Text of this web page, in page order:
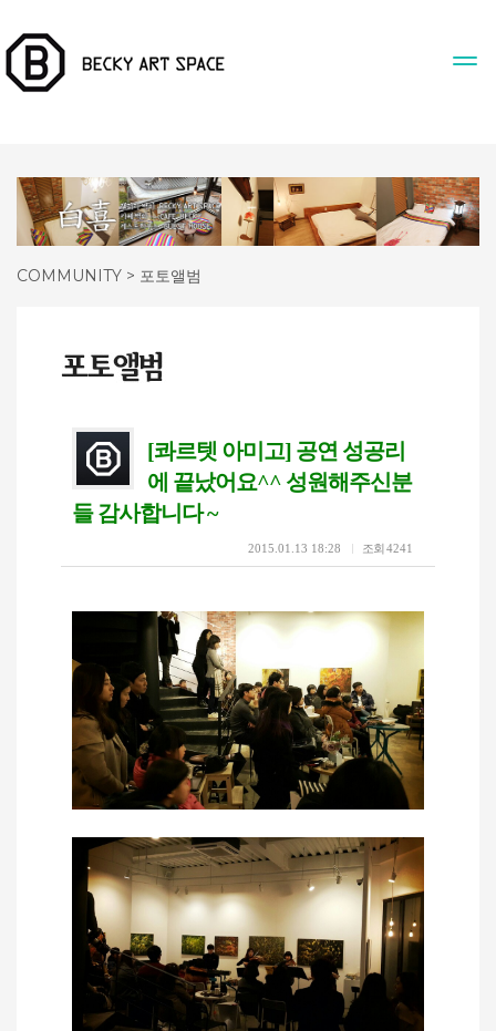
COMMUNITY > 포토앨범
[콰르텟 아미고] 공연 성공리
에 끝났어요^^ 성원해주신분
들 감사합니다 ~
조회4241
2015.01.13 18:28